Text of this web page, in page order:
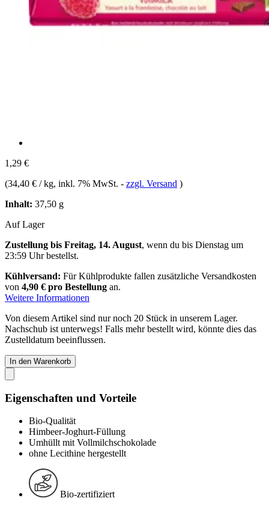
1,29 €
(34,40 € / kg, inkl. 7% MwSt. - zzgl. Versand )
Inhalt: 37,50 g
Auf Lager
Zustellung bis Freitag, 14. August, wenn du bis Dienstag um
23:59 Uhrbestellst.
Kühlversand: Für Kühlprodukte fallen zusätzliche Versandkosten
von 4,90 € pro Bestellung an.
Weitere Informationen
Von diesem Artikel sind nur noch 20 Stück in unserem Lager.
Nachschub ist unterwegs! Falls mehr bestellt wird, könnte dies das
Zustelldatum beeinflussen.
In den Warenkorb
Eigenschaften und Vorteile
Bio-Qualität
Himbeer-Joghurt-Füllung
Umhüllt mit Vollmilchschokolade
ohne Lecithine hergestellt
Bio-zertifiziert